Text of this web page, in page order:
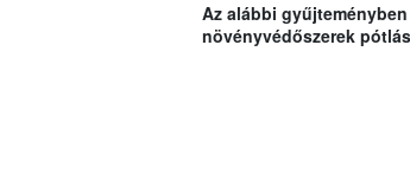
Az alábbi
növényvédőszerek